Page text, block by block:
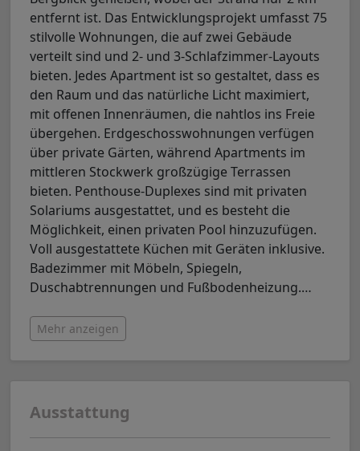
entfernt ist. Das Entwicklungsprojekt umfasst 75
stilvolle Wohnungen, die auf zwei Gebäude
verteilt sind und 2- und 3-Schlafzimmer-Layouts
bieten. Jedes Apartment ist so gestaltet, dass es
den Raum und das natürliche Licht maximiert,
mit offenen Innenräumen, die nahtlos ins Freie
übergehen. Erdgeschosswohnungen verfügen
über private Gärten, während Apartments im
mittleren Stockwerk großzügige Terrassen
bieten. Penthouse-Duplexes sind mit privaten
Solariums ausgestattet, und es besteht die
Möglichkeit, einen privaten Pool hinzuzufügen.
Voll ausgestattete Küchen mit Geräten inklusive.
Badezimmer mit Möbeln, Spiegeln,
Duschabtrennungen und Fußbodenheizung.…
Mehr anzeigen
Ausstattung